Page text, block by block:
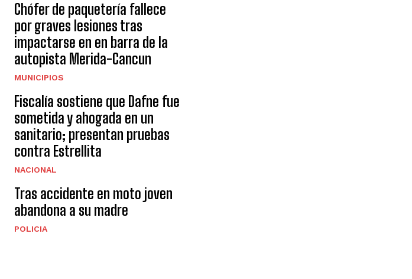
Chófer de paquetería fallece
por graves lesiones tras
impactarse en en barra de la
autopista Merida-Cancun
MUNICIPIOS
Fiscalía sostiene que Dafne fue
sometida y ahogada en un
sanitario; presentan pruebas
contra Estrellita
NACIONAL
Tras accidente en moto joven
abandona a su madre
POLICIA